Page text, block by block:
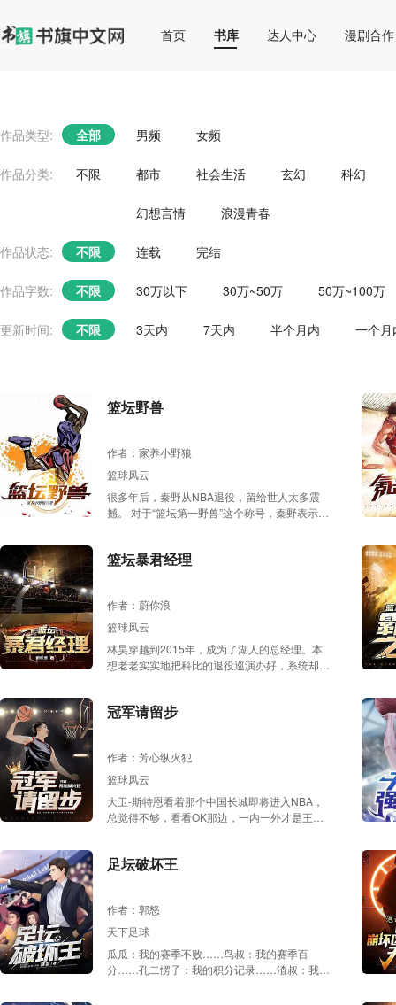
首页 书库 达人中心 漫剧合作
作品类型: 全部 男频 女频
作品分类: 不限 都市 社会生活 玄幻 科幻
幻想言情 浪漫青春
作品状态: 不限 连载 完结
作品字数: 不限 30万以下 30万~50万 50万~100万
更新时间: 不限 3天内 7天内 半个月内 一个月
篮坛野兽
作者：家养小野狼
篮球风云
很多年后，秦野从NBA退役，留给世人太多震
撼。 对于“篮坛第一野兽”这个称号，秦野表示非
要幻想我被哪只野兽占据了身体行不行！！” “我
篮坛暴君经理
作者：蔚你浪
篮球风云
林昊穿越到2015年，成为了湖人的总经理。本
想老老实实地把科比的退役巡演办好，系统却要
姆斯率领的骑士，雄霸着东部；拥有“王炸”组合
踌躇不已。好在这时，转机出现了！……多年
后，当谈论起谁是NBA历史上最成功的总经理
坛暴君”的男人！而那支拥有科比、罗斯、约基
奇等超巨的湖人队，更是被称为史上最成功的球
冠军请留步
作者：芳心纵火犯
篮球风云
大卫-斯特恩看着那个中国长城即将进入NBA，
总觉得不够，看看OK那边，一内一外才是王
吧”……这梦想，居然成真了！向上帝祈祷真的
年后，大卫-斯特恩再次向上帝祈祷“让高斯赶紧
退役吧，美国篮球要在那个男人的脚下抬不起头
足坛破坏王
作者：郭怒
天下足球
瓜瓜：我的赛季不败……鸟叔：我的赛季百
分……孔二愣子：我的积分记录……渣叔：我的